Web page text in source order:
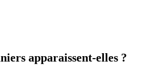
apparaissent-elles ?